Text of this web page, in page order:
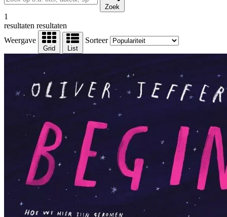
Zoek
1
resultaten resultaten
Weergave
Grid List
Sorteer